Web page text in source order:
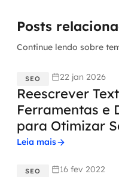
Posts
Continue lendo sobre
SEO 22 jan 2026
Reescrever
Ferramentas e
para Otimizar
Leia mais
SEO 16 fev 2022